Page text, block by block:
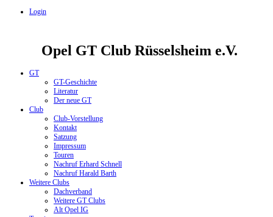
Login
Opel GT Club Rüsselsheim e.V.
GT
GT-Geschichte
Literatur
Der neue GT
Club
Club-Vorstellung
Kontakt
Satzung
Impressum
Touren
Nachruf Erhard Schnell
Nachruf Harald Barth
Weitere Clubs
Dachverband
Weitere GT Clubs
Alt Opel IG